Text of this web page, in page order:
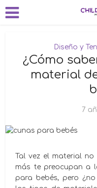
Diseño y
¿Cómo
material
7
Tal vez el material
más te preocupan a
para bebés, pero